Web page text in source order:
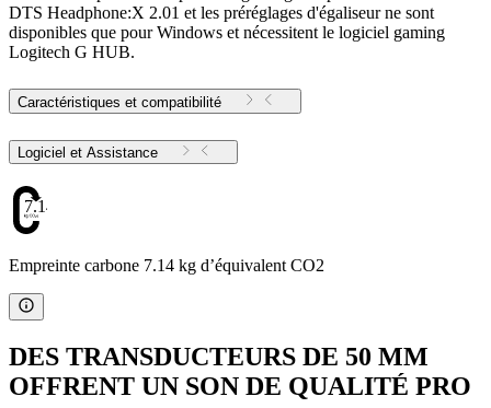
DTS Headphone:X 2.01 et les préréglages d'égaliseur ne sont
disponibles que pour Windows et nécessitent le logiciel gaming
Logitech G HUB.
Caractéristiques et compatibilité
Logiciel et Assistance
7.14
Empreinte carbone 7.14 kg d’équivalent CO2
DES TRANSDUCTEURS DE 50 MM
OFFRENT UN SON DE QUALITÉ PRO